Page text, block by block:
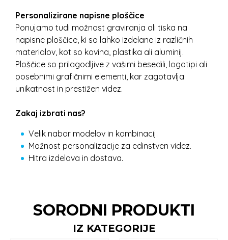
Personalizirane napisne ploščice
Ponujamo tudi možnost graviranja ali tiska na
napisne ploščice, ki so lahko izdelane iz različnih
materialov, kot so kovina, plastika ali aluminij.
Ploščice so prilagodljive z vašimi besedili, logotipi ali
posebnimi grafičnimi elementi, kar zagotavlja
unikatnost in prestižen videz.
Zakaj izbrati nas?
Velik nabor modelov in kombinacij.
Možnost personalizacije za edinstven videz.
Hitra izdelava in dostava.
SORODNI PRODUKTI
IZ KATEGORIJE